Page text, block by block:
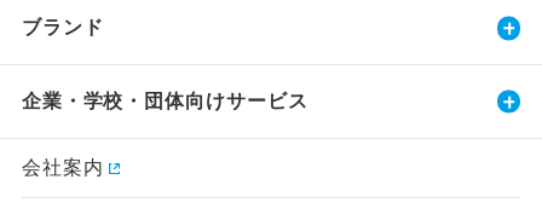
ブランド
企業・学校・団体向けサービス
会社案内